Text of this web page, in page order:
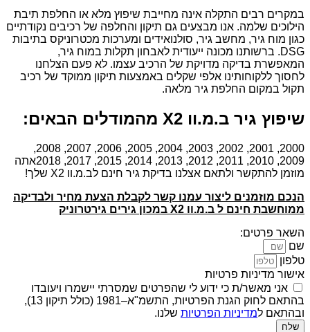
במקרים רבים התקלה אינה מחייבת שיפוץ מלא או החלפת תיבת
הילוכים שלמה. אנו מבצעים גם תיקון והחלפה של רכיבים נקודתיים
כגון מוח גיר, מחשב גיר, סולנואידים ומערכות מכטרוניקס בתיבות
DSG. ברשותנו מכונה ייעודית לאבחון תקלות במוח גיר,
המאפשרת בדיקה מדויקת של הרכיב עצמו. לא פעם הצלחנו
לחסוך ללקוחותינו אלפי שקלים באמצעות תיקון ממוקד של רכיב
תקול במקום החלפת גיר מלאה.
שיפוץ גיר ב.מ.וו X2 מהמודלים הבאים:
2000, 2001, 2002, 2003, 2004, 2005, 2006, 2007, 2008,
2009, 2010, 2011, 2012, 2013, 2014, 2015, 2017, 2018אתה
מוזמן להתקשר ולתאם אצלנו בדיקת גיר חינם לב.מ.וו X2 שלך!
הנכם מוזמנים ליצור עמנו קשר לקבלת הצעת מחיר ולבדיקה
ממוחשבת חינם ל ב.מ.וו X2 במכון גירים גירטרוניק
השאר פרטים:
שם
טלפון
אישור מדיניות פרטיות
אני מאשר/ת כי ידוע לי שהפרטים שמסרתי יישמרו ויעובדו
בהתאם לחוק הגנת הפרטיות, התשמ"א–1981 (כולל תיקון 13),
ובהתאם למדיניות הפרטיות שלנו.
שלח